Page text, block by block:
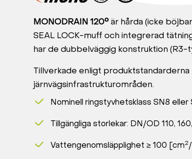
MONODRAIN 120°är hårda (icke
SEAL LOCK-muff och integrerad
har de dubbelväggig konstruktion
Tillverkade enligt produktstandarderna
järnvägsinfrastrukturområden.
Nominell ringstyvhetsklass SN8 eller
Tillgängliga storlekar: DN/OD 110,
Vattengenomsläpplighet ≥ 100 [cm2